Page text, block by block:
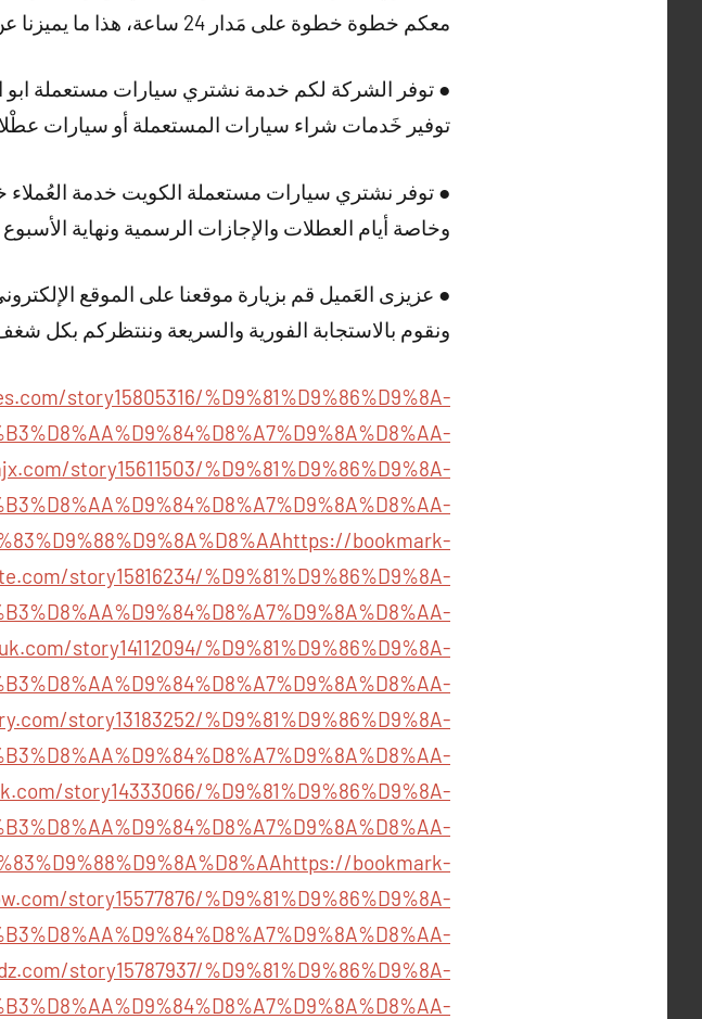
معكم خطوة خطوة على مَدار 24 ساعة، هذا ما يميزنا عن باقي الشركات الأخرى المنافسة في ابو الحصاني.
● توفر الشركة لكم خدمة نشتري سيارات مستعملة
توفير خَدمات شراء سيارات المستعملة أو سيارات
● توفر نشتري سيارات مستعملة الكويت خدمة العُملاء
وخاصة أيام العطلات والإجازات الرسمية ونهاية
● عزيزى العَميل قم بزيارة موقعنا على الموقع
ونقوم بالاستجابة الفورية والسريعة وننتظركم بكل
story15805316/%D9%81%D9%86%D9%8A-
story15611503/%D9%81%D9%86%D9%8A-
https://bookmark-
story15816234/%D9%81%D9%86%D9%8A-
story14112094/%D9%81%D9%86%D9%8A-
story13183252/%D9%81%D9%86%D9%8A-
story14333066/%D9%81%D9%86%D9%8A-
https://bookmark-
story15577876/%D9%81%D9%86%D9%8A-
story15787937/%D9%81%D9%86%D9%8A-